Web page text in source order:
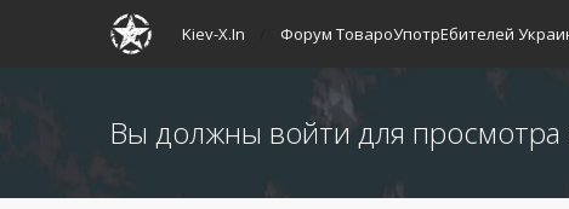
Kiev-X.In Форум ТовароУпотрЕбителей
Вы должны войти для